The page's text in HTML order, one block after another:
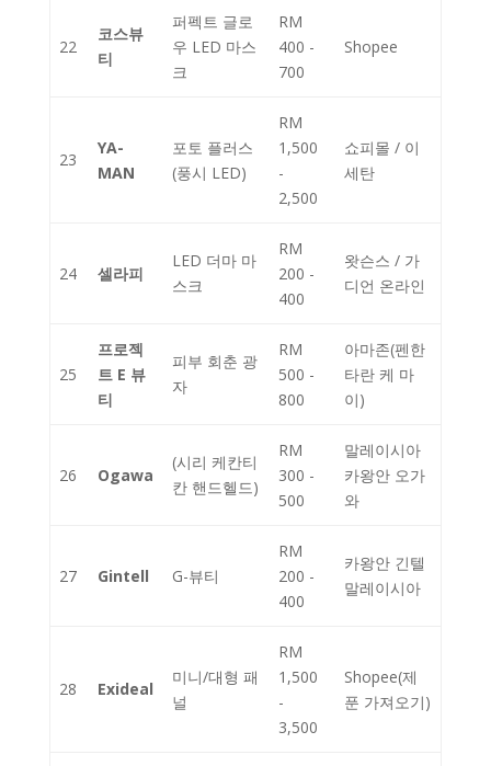
22
코스뷰
티
퍼펙트 글로
우 LED 마스
크
RM
400 -
700
Shopee
23
YA-
MAN
포토 플러스
(풍시 LED)
RM
1,500
-
2,500
쇼피몰 / 이
세탄
24 셀라피
LED 더마 마
스크
RM
200 -
400
왓슨스 / 가
디언 온라인
25
프로젝
트 E 뷰
티
피부 회춘 광
자
RM
500 -
800
아마존(펜한
타란 케 마
이)
26 Ogawa
(시리 케칸티
칸 핸드헬드)
RM
300 -
500
말레이시아
카왕안 오가
와
27 Gintell G-뷰티
RM
200 -
400
카왕안 긴텔
말레이시아
28 Exideal
미니/대형 패
널
RM
1,500
-
3,500
Shopee(제
푼 가져오기)